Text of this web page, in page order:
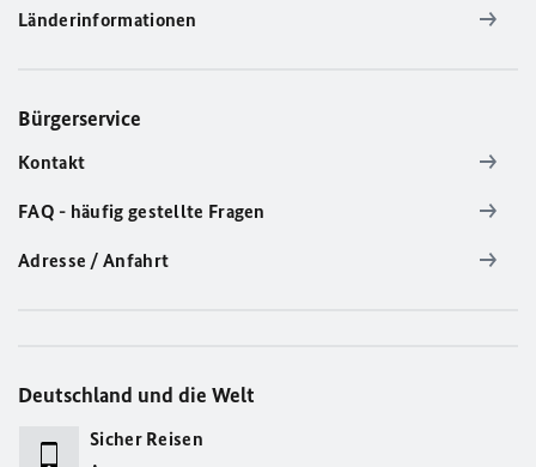
Länderinformationen
Bürgerservice
Kontakt
FAQ - häufig gestellte Fragen
Adresse / Anfahrt
Deutschland und die Welt
Sicher Reisen